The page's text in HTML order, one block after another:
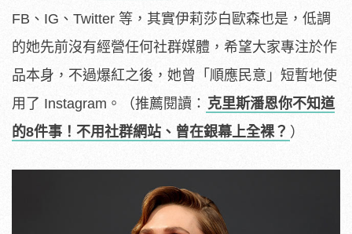
FB、IG、Twitter 等，其實伊莉莎白歐森也是，低調
的她先前沒有經營任何社群媒體，希望大家專注於作
品本身，不過爆紅之後，她曾「順應民意」短暫地使
用了 Instagram。（推薦閱讀： 克里斯潘恩你不知道
的8件事！不用社群網站、曾在銀幕上全裸？ ）